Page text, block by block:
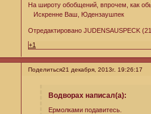
На широту обобщений, впрочем, как
Искренне Ваш, Юдензаушпек
Отредактировано JUDENSAUSPECK
+1
Поделиться21 декабря, 2013г. 19:26:17
Водворах написал(а):
Ермолками подавитесь.